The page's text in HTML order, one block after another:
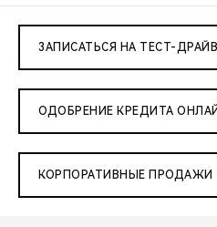
ЗАПИСАТЬСЯ НА ТЕСТ-ДРАЙВ
ОДОБРЕНИЕ КРЕДИТА
КОРПОРАТИВНЫЕ ПРОДАЖИ